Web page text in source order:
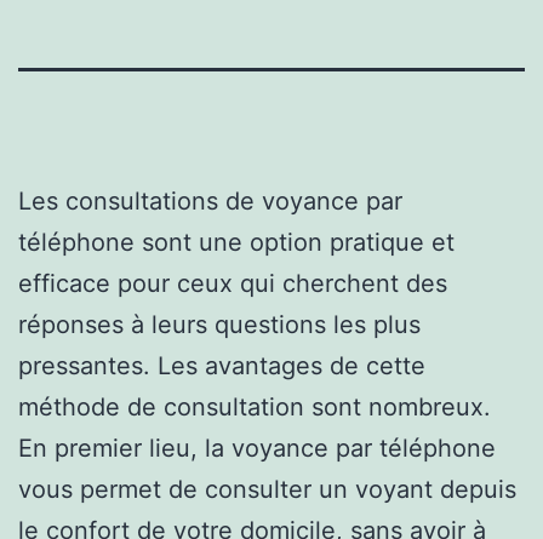
Les consultations de voyance par
téléphone sont une option pratique et
efficace pour ceux qui cherchent des
réponses à leurs questions les plus
pressantes. Les avantages de cette
méthode de consultation sont nombreux.
En premier lieu, la voyance par téléphone
vous permet de consulter un voyant depuis
le confort de votre domicile, sans avoir à